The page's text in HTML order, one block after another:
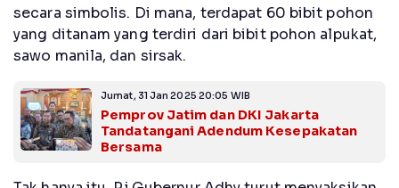
secara simbolis. Di mana, terdapat 60 bibit pohon
yang ditanam yang terdiri dari bibit pohon alpukat,
sawo manila, dan sirsak.
Jumat, 31 Jan 2025 20:05 WIB
Pemprov Jatim dan DKI Jakarta
Tandatangani Adendum Kesepakatan
Bersama